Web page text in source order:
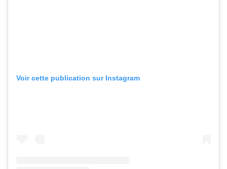
Voir cette publication sur Instagram